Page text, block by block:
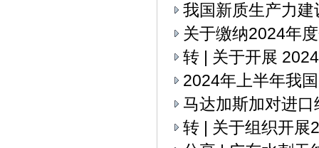
我国新质生产力
关于缴纳2024年
转 | 关于开展
2024年上半年我
马达加斯加对进
转 | 关于组织开展